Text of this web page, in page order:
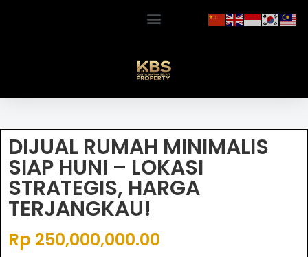
DIJUAL RUMAH MINIMALIS
SIAP HUNI – LOKASI
STRATEGIS, HARGA
TERJANGKAU!
Rp 250,000,000.00